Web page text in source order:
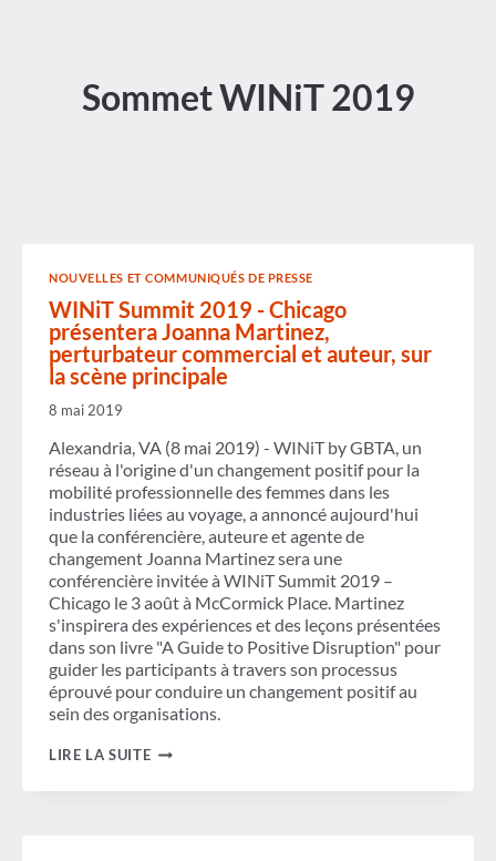
Sommet WINiT 2019
NOUVELLES ET COMMUNIQUÉS DE PRESSE
WINiT Summit 2019 - Chicago
présentera Joanna Martinez,
perturbateur commercial et auteur, sur
la scène principale
8 mai 2019
Alexandria, VA (8 mai 2019) - WINiT by GBTA, un
réseau à l'origine d'un changement positif pour la
mobilité professionnelle des femmes dans les
industries liées au voyage, a annoncé aujourd'hui
que la conférencière, auteure et agente de
changement Joanna Martinez sera une
conférencière invitée à WINiT Summit 2019 –
Chicago le 3 août à McCormick Place. Martinez
s'inspirera des expériences et des leçons présentées
dans son livre "A Guide to Positive Disruption" pour
guider les participants à travers son processus
éprouvé pour conduire un changement positif au
sein des organisations.
LIRE LA SUITEWINIT